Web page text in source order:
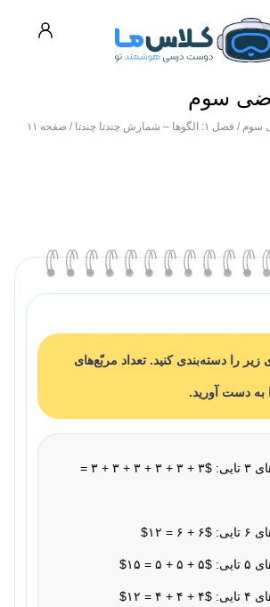
سوم / فصل ۱: الگوها – شمارش چندتا چندتا / صفحه ۱۱
زیر را دسته‌بندی کنید. تعداد مربّع‌های
دست آورید.
شکل با دسته‌های ۳ تایی: $۳ + ۳ + ۳ + ۳ + ۳ + ۳ =
۱۲$
= ۱۵$
= ۱۲$